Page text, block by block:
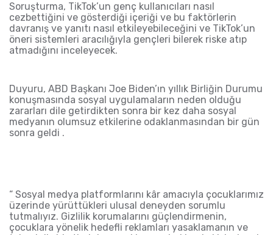
Soruşturma, TikTok’un genç kullanıcıları nasıl
cezbettiğini ve gösterdiği içeriği ve bu faktörlerin
davranış ve yanıtı nasıl etkileyebileceğini ve TikTok’un
öneri sistemleri aracılığıyla gençleri bilerek riske atıp
atmadığını inceleyecek.
Duyuru, ABD Başkanı Joe Biden’ın yıllık Birliğin Durumu
konuşmasında sosyal uygulamaların neden olduğu
zararları dile getirdikten sonra bir kez daha sosyal
medyanın olumsuz etkilerine odaklanmasından bir gün
sonra geldi .
“ Sosyal medya platformlarını kâr amacıyla çocuklarımız
üzerinde yürüttükleri ulusal deneyden sorumlu
tutmalıyız. Gizlilik korumalarını güçlendirmenin,
çocuklara yönelik hedefli reklamları yasaklamanın ve